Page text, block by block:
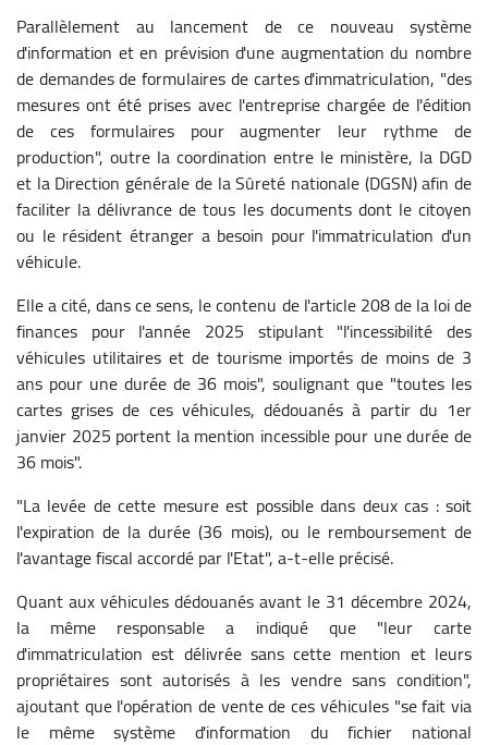
Parallèlement au lancement de ce nouveau système
d'information et en prévision d'une augmentation du nombre
de demandes de formulaires de cartes d'immatriculation, "des
mesures ont été prises avec l'entreprise chargée de l'édition
de ces formulaires pour augmenter leur rythme de
production", outre la coordination entre le ministère, la DGD
et la Direction générale de la Sûreté nationale (DGSN) afin de
faciliter la délivrance de tous les documents dont le citoyen
ou le résident étranger a besoin pour l'immatriculation d'un
véhicule.
Elle a cité, dans ce sens, le contenu de l'article 208 de la loi de
finances pour l'année 2025 stipulant "l'incessibilité des
véhicules utilitaires et de tourisme importés de moins de 3
ans pour une durée de 36 mois", soulignant que "toutes les
cartes grises de ces véhicules, dédouanés à partir du 1er
janvier 2025 portent la mention incessible pour une durée de
36 mois".
"La levée de cette mesure est possible dans deux cas : soit
l'expiration de la durée (36 mois), ou le remboursement de
l'avantage fiscal accordé par l'Etat", a-t-elle précisé.
Quant aux véhicules dédouanés avant le 31 décembre 2024,
la même responsable a indiqué que "leur carte
d'immatriculation est délivrée sans cette mention et leurs
propriétaires sont autorisés à les vendre sans condition",
ajoutant que l'opération de vente de ces véhicules "se fait via
le même système d'information du fichier national